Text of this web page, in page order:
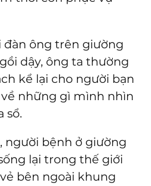
đàn ông trên giường
dậy, ông ta thường
kể lại cho người bạn
những gì mình nhìn
sổ.
người bệnh ở giường
lại trong thế giới
bên ngoài khung